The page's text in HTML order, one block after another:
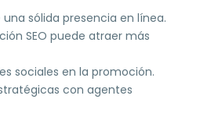
sólida presencia en línea.
SEO puede atraer más
sociales en la promoción.
con agentes